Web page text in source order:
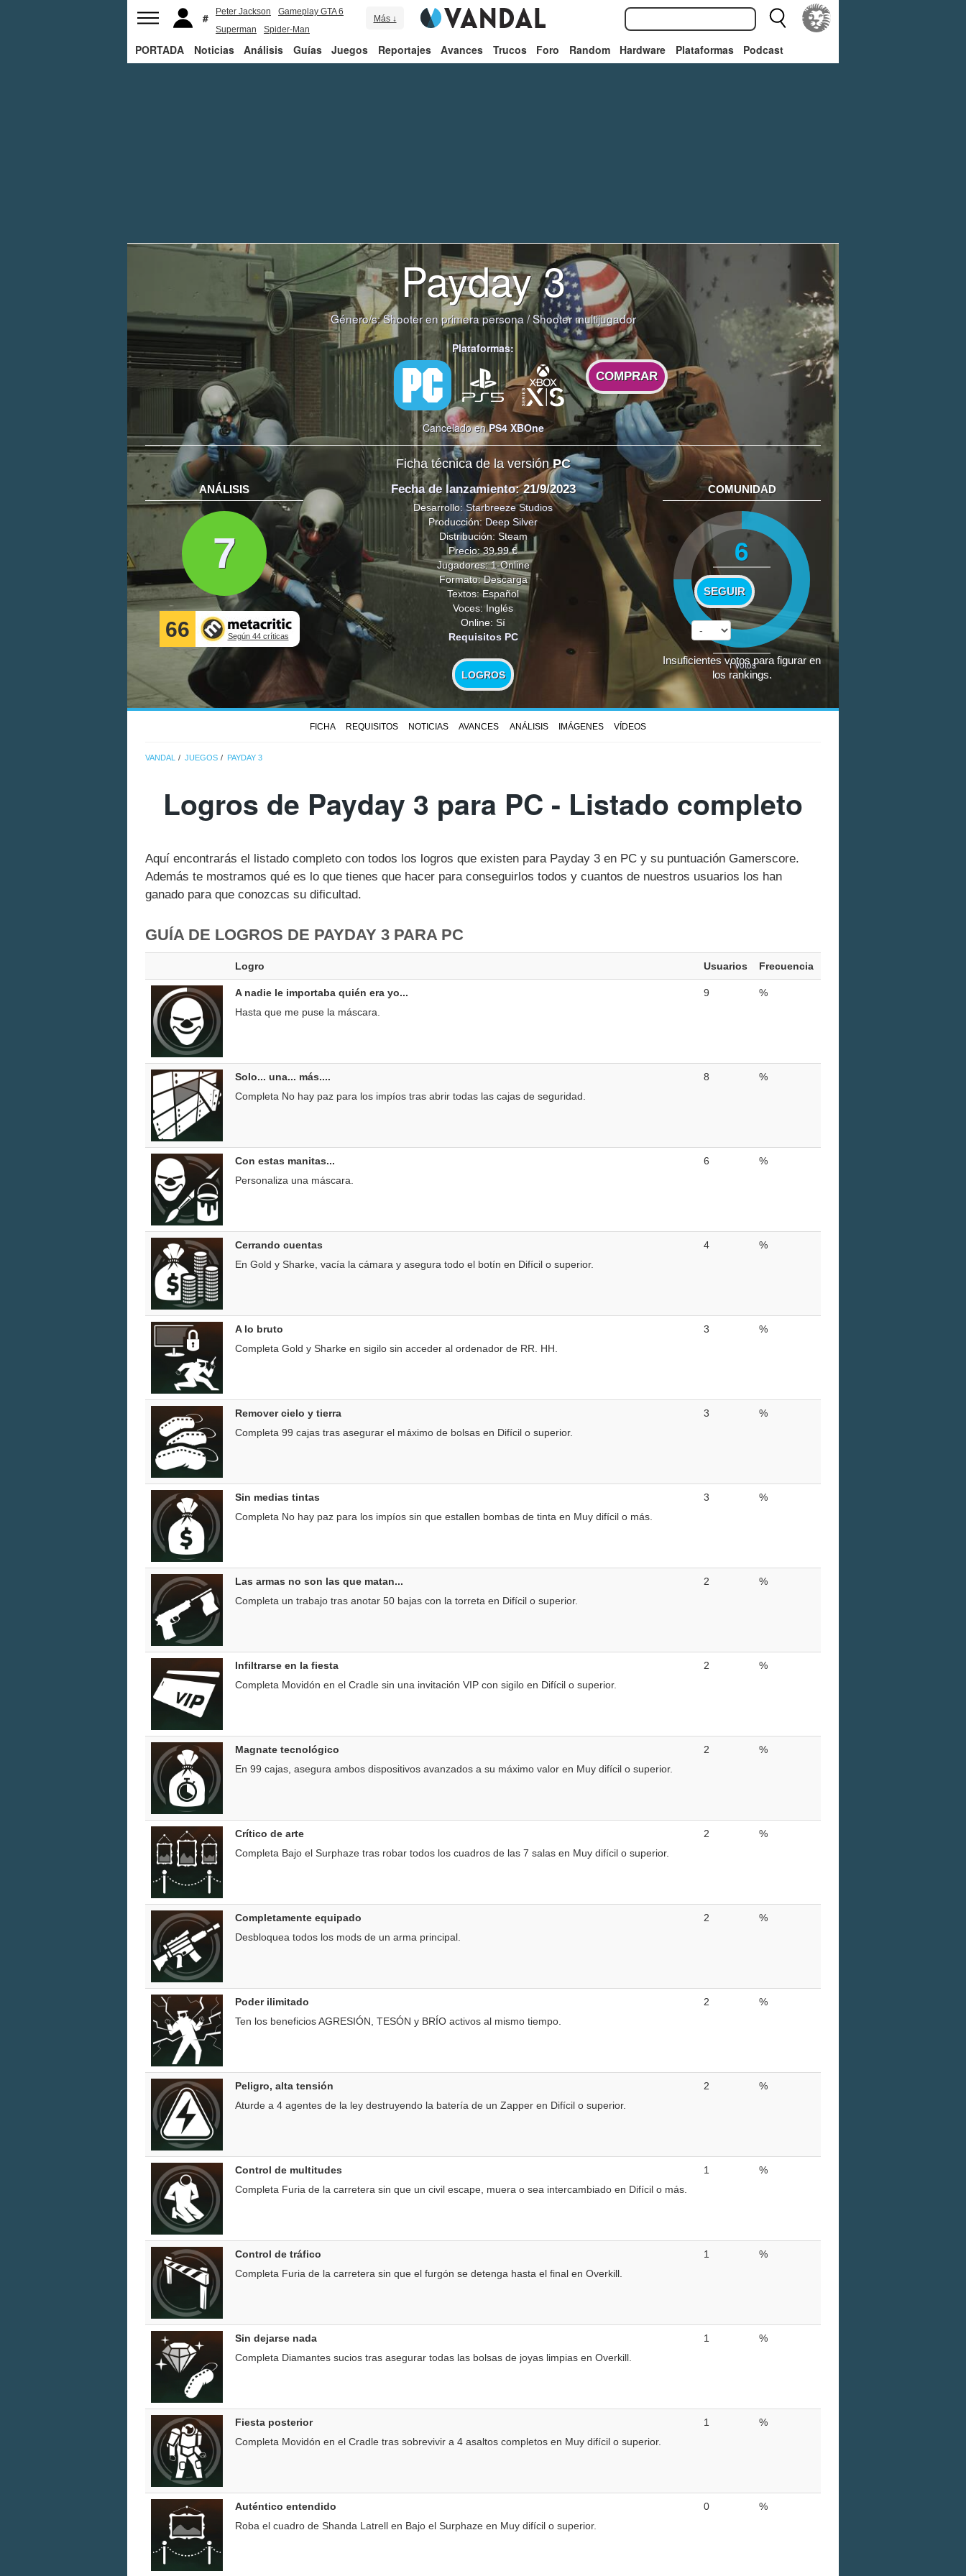
Peter Jackson
Gameplay GTA 6
Superman
Spider-Man
Más ↓
PORTADA Noticias Análisis Guías Juegos Reportajes Avances Trucos Foro Random Hardware Plataformas Podcast
Payday 3
Género/s:Shooter en primera persona /Shooter multijugador
Plataformas:
COMPRAR
Cancelado enPS4 XBOne
Ficha técnica de la versiónPC
ANÁLISIS
7
66 Según 44 críticas
Fecha de lanzamiento: 21/9/2023
Desarrollo:Starbreeze Studios
Producción:Deep Silver
Distribución: Steam
Precio: 39.99 €
Jugadores: 1-Online
Formato: Descarga
Textos: Español
Voces: Inglés
Online: Sí
Requisitos PC
LOGROS
COMUNIDAD
6
SEGUIR
1votos
Insuficientes votos para figurar en
los rankings.
FICHA REQUISITOS NOTICIAS AVANCES ANÁLISIS IMÁGENES VÍDEOS
VANDAL JUEGOS PAYDAY 3
Logros de Payday 3 para PC - Listado completo
Aquí encontrarás el listado completo con todos los logros que existen para Payday 3 en PC y su puntuación Gamerscore.
Además te mostramos qué es lo que tienes que hacer para conseguirlos todos y cuantos de nuestros usuarios los han
ganado para que conozcas su dificultad.
GUÍA DE LOGROS DE PAYDAY 3 PARA PC
Logro Usuarios Frecuencia
A nadie le importaba quién era yo...
Hasta que me puse la máscara.
9 %
Solo... una... más....
Completa No hay paz para los impíos tras abrir todas las cajas de seguridad.
8 %
Con estas manitas...
Personaliza una máscara.
6 %
Cerrando cuentas
En Gold y Sharke, vacía la cámara y asegura todo el botín en Difícil o superior.
4 %
A lo bruto
Completa Gold y Sharke en sigilo sin acceder al ordenador de RR. HH.
3 %
Remover cielo y tierra
Completa 99 cajas tras asegurar el máximo de bolsas en Difícil o superior.
3 %
Sin medias tintas
Completa No hay paz para los impíos sin que estallen bombas de tinta en Muy difícil o más.
3 %
Las armas no son las que matan...
Completa un trabajo tras anotar 50 bajas con la torreta en Difícil o superior.
2 %
Infiltrarse en la fiesta
Completa Movidón en el Cradle sin una invitación VIP con sigilo en Difícil o superior.
2 %
Magnate tecnológico
En 99 cajas, asegura ambos dispositivos avanzados a su máximo valor en Muy difícil o superior.
2 %
Crítico de arte
Completa Bajo el Surphaze tras robar todos los cuadros de las 7 salas en Muy difícil o superior.
2 %
Completamente equipado
Desbloquea todos los mods de un arma principal.
2 %
Poder ilimitado
Ten los beneficios AGRESIÓN, TESÓN y BRÍO activos al mismo tiempo.
2 %
Peligro, alta tensión
Aturde a 4 agentes de la ley destruyendo la batería de un Zapper en Difícil o superior.
2 %
Control de multitudes
Completa Furia de la carretera sin que un civil escape, muera o sea intercambiado en Difícil o más.
1 %
Control de tráfico
Completa Furia de la carretera sin que el furgón se detenga hasta el final en Overkill.
1 %
Sin dejarse nada
Completa Diamantes sucios tras asegurar todas las bolsas de joyas limpias en Overkill.
1 %
Fiesta posterior
Completa Movidón en el Cradle tras sobrevivir a 4 asaltos completos en Muy difícil o superior.
1 %
Auténtico entendido
Roba el cuadro de Shanda Latrell en Bajo el Surphaze en Muy difícil o superior.
0 %